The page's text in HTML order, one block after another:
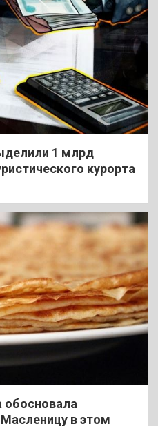
1 млрд
курорта
обосновала
в этом